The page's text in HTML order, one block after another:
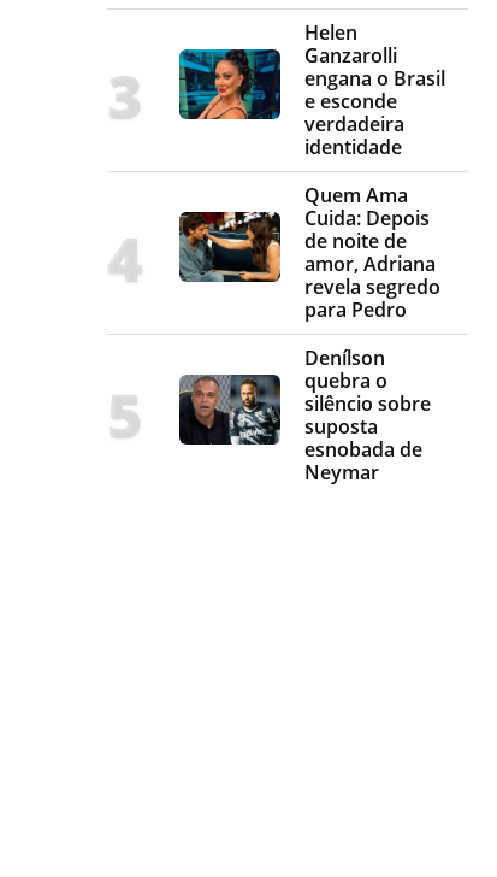
Helen
Ganzarolli
engana o Brasil
e esconde
verdadeira
identidade
Quem Ama
Cuida: Depois
de noite de
amor, Adriana
revela segredo
para Pedro
Denílson
quebra o
silêncio sobre
suposta
esnobada de
Neymar